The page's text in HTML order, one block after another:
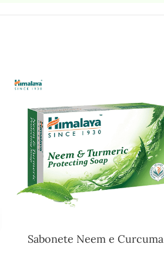
Sabonete Neem e Curcuma